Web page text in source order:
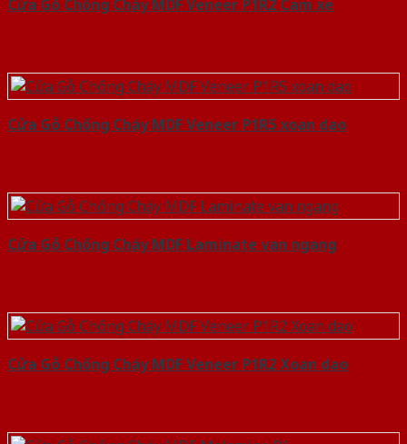
Cửa Gỗ Chống Cháy MDF Veneer P1R2 Cam xe
Cửa Gỗ Chống Cháy MDF Veneer P1R5 xoan dao
Cửa Gỗ Chống Cháy MDF Laminate van ngang
Cửa Gỗ Chống Cháy MDF Veneer P1R2 Xoan dao